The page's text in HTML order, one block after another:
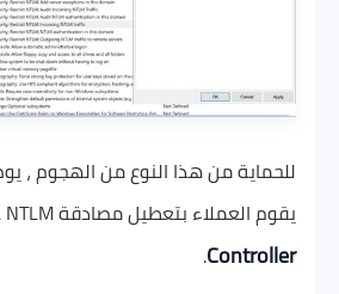
يقوم العملاء بتعطيل مصادقة NTLM على
Controller
.